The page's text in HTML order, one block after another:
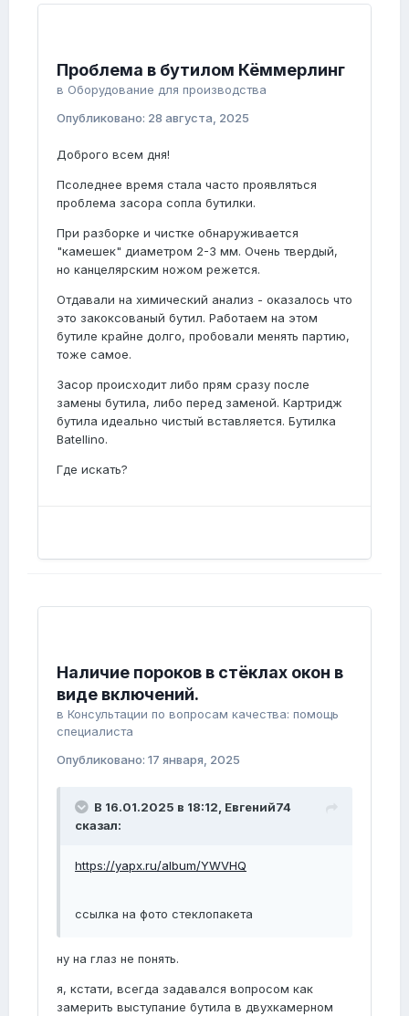
Проблема в бутилом Кёммерлинг
в Оборудование для производства
Опубликовано: 28 августа, 2025
Доброго всем дня!
Псоледнее время стала часто проявляться
проблема засора сопла бутилки.
При разборке и чистке обнаруживается
"камешек" диаметром 2-3 мм. Очень твердый,
но канцелярским ножом режется.
Отдавали на химический анализ - оказалось что
это закоксованый бутил. Работаем на этом
бутиле крайне долго, пробовали менять партию,
тоже самое.
Засор происходит либо прям сразу после
замены бутила, либо перед заменой. Картридж
бутила идеально чистый вставляется. Бутилка
Batellino.
Где искать?
Наличие пороков в стёклах окон в
виде включений.
в Консультации по вопросам качества: помощь
специалиста
Опубликовано: 17 января, 2025
В 16.01.2025 в 18:12, Евгений74
сказал:
https://yapx.ru/album/YWVHQ
ссылка на фото стеклопакета
ну на глаз не понять.
я, кстати, всегда задавался вопросом как
замерить выступание бутила в двухкамерном